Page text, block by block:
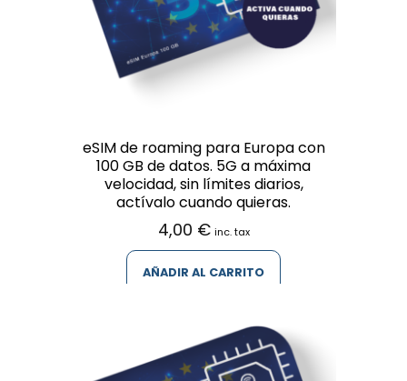
eSIM de roaming para Europa con
100 GB de datos. 5G a máxima
velocidad, sin límites diarios,
actívalo cuando quieras.
4,00 € inc. tax
AÑADIR AL CARRITO